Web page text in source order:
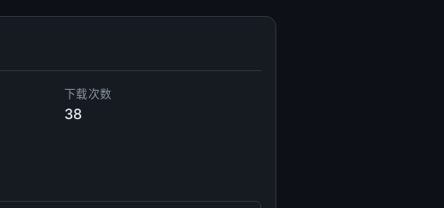
下载次数
38